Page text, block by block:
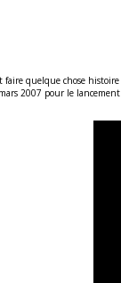
quelque chose
2007 pour le